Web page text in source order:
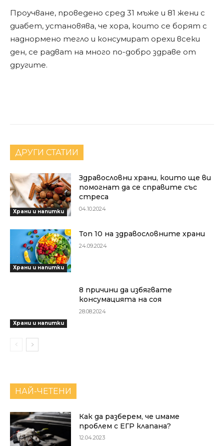
Проучване, проведено сред 31 мъже и 81 жени с
диабет, установява, че хора, които се борят с
наднормено тегло и консумират орехи всеки
ден, се радват на много по-добро здраве от
другите.
ДРУГИ СТАТИИ
Храни и напитки
Здравословни храни, които ще ви
помогнат да се справите със
стреса
04.10.2024
Храни и напитки
Топ 10 на здравословните храни
24.09.2024
Храни и напитки
8 причини да избягвате
консумацията на соя
28.08.2024
НАЙ-ЧЕТЕНИ
Как да разберем, че имаме
проблем с ЕГР клапана?
12.04.2023